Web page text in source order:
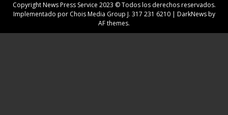
Copyright News Press Service 2023 © Todos los derechos reservados.
Implementado por Chois Media Group J. 317 231 6210 | DarkNewsby
AF themes.